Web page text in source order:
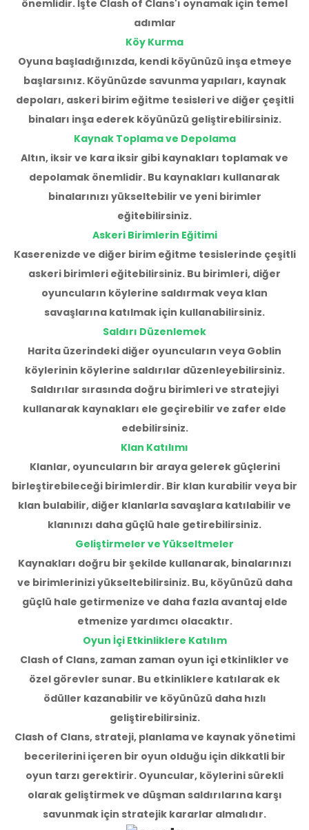
önemlidir. İşte Clash of Clans'ı oynamak için temel
adımlar
Köy Kurma
Oyuna başladığınızda, kendi köyünüzü inşa etmeye
başlarsınız. Köyünüzde savunma yapıları, kaynak
depoları, askeri birim eğitme tesisleri ve diğer çeşitli
binaları inşa ederek köyünüzü geliştirebilirsiniz.
Kaynak Toplama ve Depolama
Altın, iksir ve kara iksir gibi kaynakları toplamak ve
depolamak önemlidir. Bu kaynakları kullanarak
binalarınızı yükseltebilir ve yeni birimler
eğitebilirsiniz.
Askeri Birimlerin Eğitimi
Kaserenizde ve diğer birim eğitme tesislerinde çeşitli
askeri birimleri eğitebilirsiniz. Bu birimleri, diğer
oyuncuların köylerine saldırmak veya klan
savaşlarına katılmak için kullanabilirsiniz.
Saldırı Düzenlemek
Harita üzerindeki diğer oyuncuların veya Goblin
köylerinin köylerine saldırılar düzenleyebilirsiniz.
Saldırılar sırasında doğru birimleri ve stratejiyi
kullanarak kaynakları ele geçirebilir ve zafer elde
edebilirsiniz.
Klan Katılımı
Klanlar, oyuncuların bir araya gelerek güçlerini
birleştirebileceği birimlerdir. Bir klan kurabilir veya bir
klan bulabilir, diğer klanlarla savaşlara katılabilir ve
klanınızı daha güçlü hale getirebilirsiniz.
Geliştirmeler ve Yükseltmeler
Kaynakları doğru bir şekilde kullanarak, binalarınızı
ve birimlerinizi yükseltebilirsiniz. Bu, köyünüzü daha
güçlü hale getirmenize ve daha fazla avantaj elde
etmenize yardımcı olacaktır.
Oyun İçi Etkinliklere Katılım
Clash of Clans, zaman zaman oyun içi etkinlikler ve
özel görevler sunar. Bu etkinliklere katılarak ek
ödüller kazanabilir ve köyünüzü daha hızlı
geliştirebilirsiniz.
Clash of Clans, strateji, planlama ve kaynak yönetimi
becerilerini içeren bir oyun olduğu için dikkatli bir
oyun tarzı gerektirir. Oyuncular, köylerini sürekli
olarak geliştirmek ve düşman saldırılarına karşı
savunmak için stratejik kararlar almalıdır.